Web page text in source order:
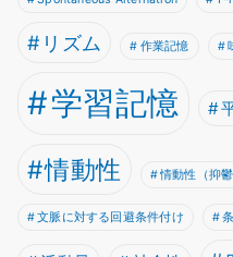
リズム 作業記憶
学習記憶
情動性 情動性（抑
文脈に対する回避条件付け